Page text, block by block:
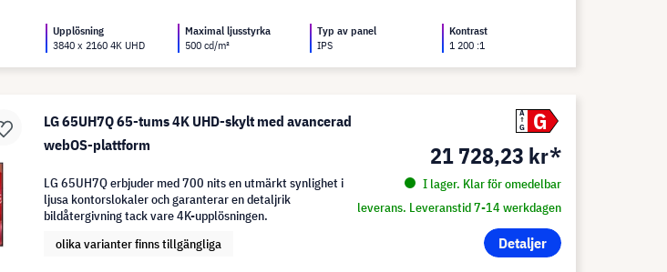
Upplösning
3840 x 2160 4K UHD
Maximal ljusstyrka
500 cd/m²
Typ av panel
IPS
Kontrast
1 200 :1
LG 65UH7Q 65-tums 4K UHD-skylt med avancerad
webOS-plattform
A
G
G
21 728,23 kr*
I lager. Klar för omedelbar
leverans. Leveranstid 7-14 werkdagen
Detaljer
LG 65UH7Q erbjuder med 700 nits en utmärkt synlighet i
ljusa kontorslokaler och garanterar en detaljrik
bildåtergivning tack vare 4K-upplösningen.
olika varianter finns tillgängliga